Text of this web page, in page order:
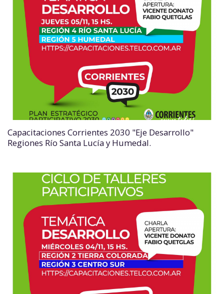
Capacitaciones Corrientes 2030 "Eje Desarrollo"
Regiones Río Santa Lucía y Humedal.